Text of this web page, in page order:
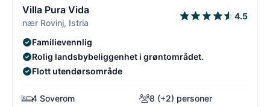
Villa Pura Vida
nær Rovinj, Istria
4.5
Familievennlig
Rolig landsbybeliggenhet i grøntområdet.
Flott utendørsområde
4 Soverom
8 (+2) personer